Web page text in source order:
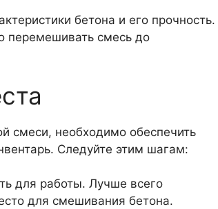
бетона и его прочность.
перемешивать смесь до
смеси, необходимо обеспечить
Следуйте этим шагам:
для работы. Лучше всего
для смешивания бетона.